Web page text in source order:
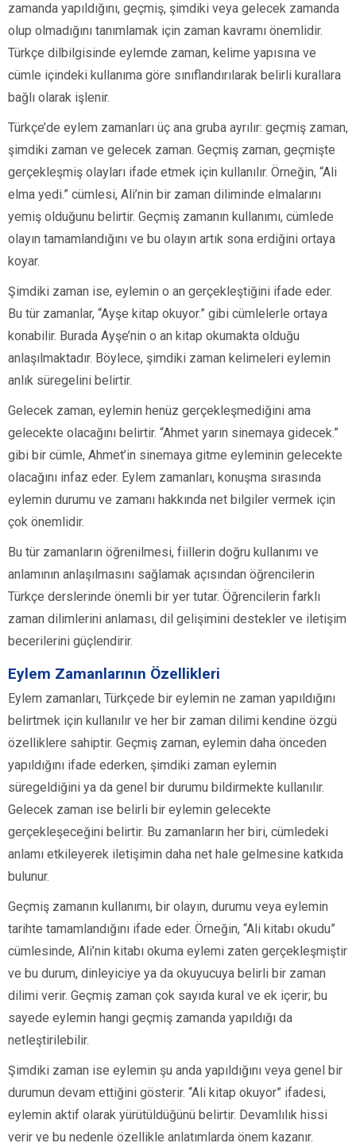
zamanda yapıldığını, geçmiş, şimdiki veya gelecek zamanda
olup olmadığını tanımlamak için zaman kavramı önemlidir.
Türkçe dilbilgisinde eylemde zaman, kelime yapısına ve
cümle içindeki kullanıma göre sınıflandırılarak belirli kurallara
bağlı olarak işlenir.
Türkçe’de eylem zamanları üç ana gruba ayrılır: geçmiş zaman,
şimdiki zaman ve gelecek zaman. Geçmiş zaman, geçmişte
gerçekleşmiş olayları ifade etmek için kullanılır. Örneğin, “Ali
elma yedi.” cümlesi, Ali’nin bir zaman diliminde elmalarını
yemiş olduğunu belirtir. Geçmiş zamanın kullanımı, cümlede
olayın tamamlandığını ve bu olayın artık sona erdiğini ortaya
koyar.
Şimdiki zaman ise, eylemin o an gerçekleştiğini ifade eder.
Bu tür zamanlar, “Ayşe kitap okuyor.” gibi cümlelerle ortaya
konabilir. Burada Ayşe’nin o an kitap okumakta olduğu
anlaşılmaktadır. Böylece, şimdiki zaman kelimeleri eylemin
anlık süregelini belirtir.
Gelecek zaman, eylemin henüz gerçekleşmediğini ama
gelecekte olacağını belirtir. “Ahmet yarın sinemaya gidecek.”
gibi bir cümle, Ahmet’in sinemaya gitme eyleminin gelecekte
olacağını infaz eder. Eylem zamanları, konuşma sırasında
eylemin durumu ve zamanı hakkında net bilgiler vermek için
çok önemlidir.
Bu tür zamanların öğrenilmesi, fiillerin doğru kullanımı ve
anlamının anlaşılmasını sağlamak açısından öğrencilerin
Türkçe derslerinde önemli bir yer tutar. Öğrencilerin farklı
zaman dilimlerini anlaması, dil gelişimini destekler ve iletişim
becerilerini güçlendirir.
Eylem Zamanlarının Özellikleri
Eylem zamanları, Türkçede bir eylemin ne zaman yapıldığını
belirtmek için kullanılır ve her bir zaman dilimi kendine özgü
özelliklere sahiptir. Geçmiş zaman, eylemin daha önceden
yapıldığını ifade ederken, şimdiki zaman eylemin
süregeldiğini ya da genel bir durumu bildirmekte kullanılır.
Gelecek zaman ise belirli bir eylemin gelecekte
gerçekleşeceğini belirtir. Bu zamanların her biri, cümledeki
anlamı etkileyerek iletişimin daha net hale gelmesine katkıda
bulunur.
Geçmiş zamanın kullanımı, bir olayın, durumu veya eylemin
tarihte tamamlandığını ifade eder. Örneğin, “Ali kitabı okudu”
cümlesinde, Ali’nin kitabı okuma eylemi zaten gerçekleşmiştir
ve bu durum, dinleyiciye ya da okuyucuya belirli bir zaman
dilimi verir. Geçmiş zaman çok sayıda kural ve ek içerir; bu
sayede eylemin hangi geçmiş zamanda yapıldığı da
netleştirilebilir.
Şimdiki zaman ise eylemin şu anda yapıldığını veya genel bir
durumun devam ettiğini gösterir. “Ali kitap okuyor” ifadesi,
eylemin aktif olarak yürütüldüğünü belirtir. Devamlılık hissi
verir ve bu nedenle özellikle anlatımlarda önem kazanır.